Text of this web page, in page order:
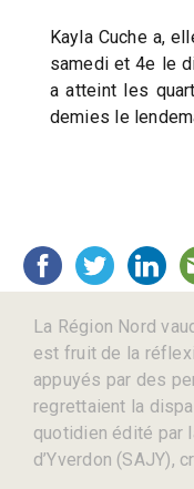
Kayla Cuche a,
samedi et 4e le
a atteint les
demies le
La Région Nord
est fruit de la
appuyés par des
regrettaient la
quotidien édité par
d’Yverdon (SAJY),